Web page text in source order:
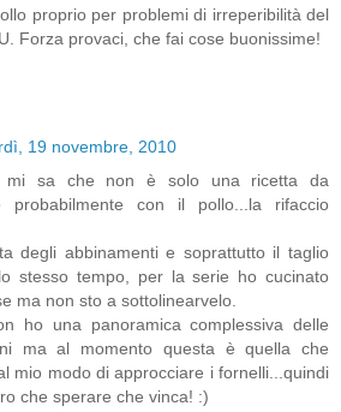
proprio per problemi di irreperibilità del
Forza provaci, che fai cose buonissime!
19 novembre, 2010
mi sa che non è solo una ricetta da
probabilmente con il pollo...la rifaccio
degli abbinamenti e soprattutto il taglio
stesso tempo, per la serie ho cucinato
ma non sto a sottolinearvelo.
ho una panoramica complessiva delle
ma al momento questa è quella che
mio modo di approcciare i fornelli...quindi
che sperare che vinca! :)